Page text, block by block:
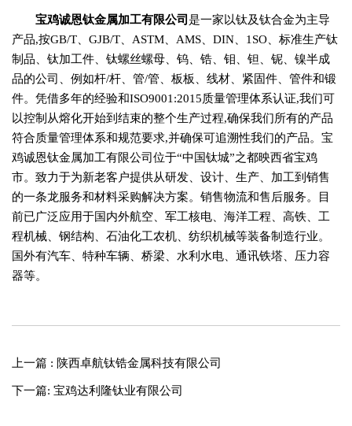
宝鸡诚恩钛金属加工有限公司是一家以钛及钛合金为主导
产品,按GB/T、GJB/T、ASTM、AMS、DIN、1SO、标准生产钛
制品、钛加工件、钛螺丝螺母、钨、锆、钼、钽、铌、镍半成
品的公司、例如杆/杆、管/管、板板、线材、紧固件、管件和锻
件。凭借多年的经验和ISO9001:2015质量管理体系认证,我们可
以控制从熔化开始到结束的整个生产过程,确保我们所有的产品
符合质量管理体系和规范要求,并确保可追溯性我们的产品。宝
鸡诚恩钛金属加工有限公司位于“中国钛城”之都映西省宝鸡
市。致力于为新老客户提供从研发、设计、生产、加工到销售
的一条龙服务和材料采购解决方案。销售物流和售后服务。目
前已广泛应用于国内外航空、军工核电、海洋工程、高铁、工
程机械、钢结构、石油化工农机、纺织机械等装备制造行业。
国外有汽车、特种车辆、桥梁、水利水电、通讯铁塔、压力容
器等。
上一篇 : 陕西卓航钛锆金属科技有限公司
下一篇: 宝鸡达利隆钛业有限公司